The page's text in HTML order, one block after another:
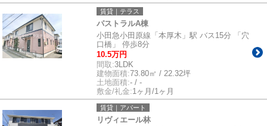
賃貸｜テラス
パストラルA棟
小田急小田原線「本厚木」駅 バス15分 「穴
口橋」 停歩8分
10.5万円
間取:3LDK
建物面積:73.80㎡ / 22.32坪
土地面積:- / -
敷金/礼金:1ヶ月/1ヶ月
賃貸｜アパート
リヴィエール林